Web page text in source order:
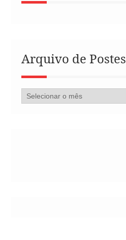
Arquivo de Postes
Arquivo
de